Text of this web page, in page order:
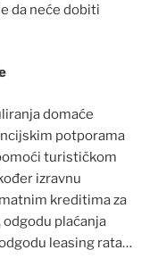
da neće dobiti
domaće
potporama
turističkom
izravnu
kreditima za
plaćanja
leasing rata…